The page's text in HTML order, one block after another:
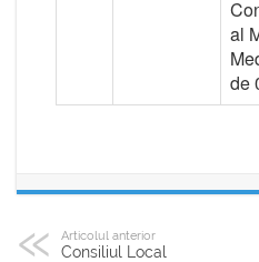
Articolul anterior
Consiliul Local